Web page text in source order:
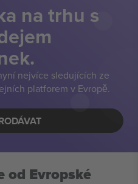
na trhu s
nejvíce sledujících ze
platforem v Evropě.
od Evropské